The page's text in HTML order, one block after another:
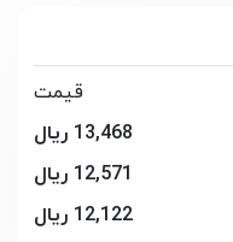
قیمت
13,468 ریال
12,571 ریال
12,122 ریال